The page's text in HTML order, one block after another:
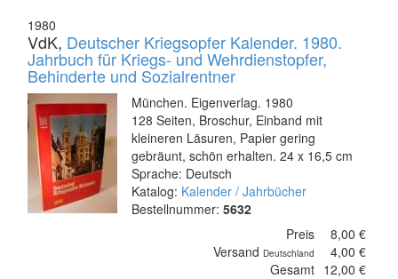
1980
VdK, Deutscher Kriegsopfer Kalender. 1980.
Jahrbuch für Kriegs- und Wehrdienstopfer,
Behinderte und Sozialrentner
München. Eigenverlag. 1980
128 Seiten, Broschur, Einband mit
kleineren Läsuren, Papier gering
gebräunt, schön erhalten. 24 x 16,5 cm
Sprache: Deutsch
Katalog: Kalender / Jahrbücher
Bestellnummer: 5632
Preis
8,00 €
Versand Deutschland
4,00 €
Gesamt 12,00 €